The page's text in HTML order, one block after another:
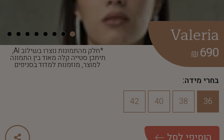
*חלק מהתמונות נוצרו בשילוב AI,
תיתכן סטייה קלה מאוד בין התמונה
למוצר, מוזמנות למדוד בסניפים
Valeria
690
₪
בחרי מידה:
36
38
40
42